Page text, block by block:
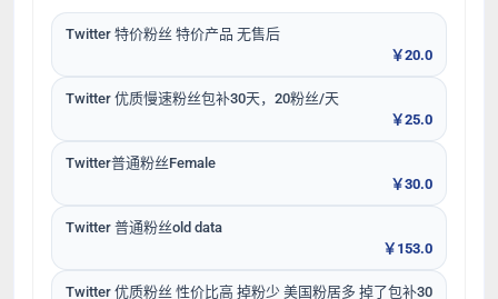
Twitter 特价粉丝 特价产品 无售后
￥20.0
Twitter 优质慢速粉丝包补30天，20粉丝/天
￥25.0
Twitter普通粉丝Female
￥30.0
Twitter 普通粉丝old data
￥153.0
Twitter 优质粉丝 性价比高 掉粉少 美国粉居多 掉了包补30